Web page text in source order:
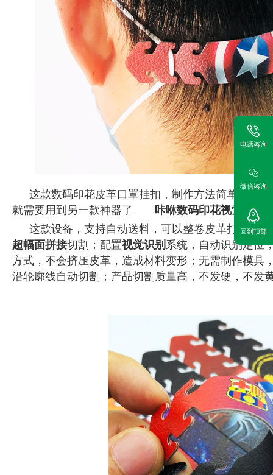
这款数码印花皮革口罩挂扣，制作方法简单。首
就需要用到另一款神器了——咔咻数码印花视觉激光
这款设备，支持自动送料，可以整卷皮革打印图
超幅面拼接切割；配置视觉识别 系统，自动识别定位
方式，不会挤压皮革，造成材料变形；无需制作模具
沿轮廓线自动切割；产品切割质量高，不发硬，不发
电话咨询
微信咨询
回到顶部